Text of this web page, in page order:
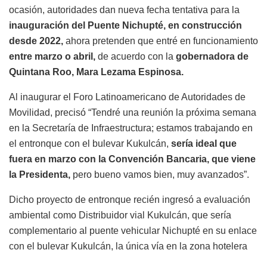
ocasión, autoridades dan nueva fecha tentativa para la
inauguración del Puente Nichupté, en construcción
desde 2022, ahora pretenden que entré en funcionamiento
entre marzo o abril, de acuerdo con la gobernadora de
Quintana Roo, Mara Lezama Espinosa.
Al inaugurar el Foro Latinoamericano de Autoridades de
Movilidad, precisó “Tendré una reunión la próxima semana
en la Secretaría de Infraestructura; estamos trabajando en
el entronque con el bulevar Kukulcán, sería ideal que
fuera en marzo con la Convención Bancaria, que viene
la Presidenta, pero bueno vamos bien, muy avanzados”.
Dicho proyecto de entronque recién ingresó a evaluación
ambiental como Distribuidor vial Kukulcán, que sería
complementario al puente vehicular Nichupté en su enlace
con el bulevar Kukulcán, la única vía en la zona hotelera